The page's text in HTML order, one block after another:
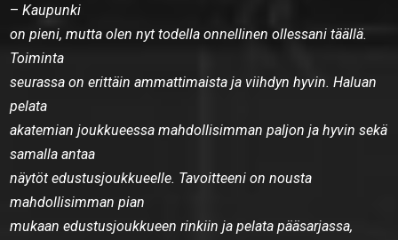
–Kaupunki
on pieni, mutta olen nyt todella onnellinen ollessani täällä.
Toiminta
seurassa on erittäin ammattimaista ja viihdyn hyvin. Haluan
pelata
akatemian joukkueessa mahdollisimman paljon ja hyvin sekä
samalla antaa
näytöt edustusjoukkueelle. Tavoitteeni on nousta
mahdollisimman pian
mukaan edustusjoukkueen rinkiin ja pelata pääsarjassa,